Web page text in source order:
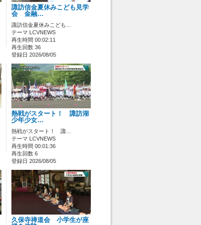
諏訪信金夏休みこども見学
会 金融…
諏訪信金夏休みこども…
テーマ LCVNEWS
再生時間 00:02:11
再生回数 36
登録日 2026/08/05
熱戦がスタート！ 諏訪湖
少年少女…
熱戦がスタート！ 諏…
テーマ LCVNEWS
再生時間 00:01:36
再生回数 6
登録日 2026/08/05
久保寺禅道会 小学生が座